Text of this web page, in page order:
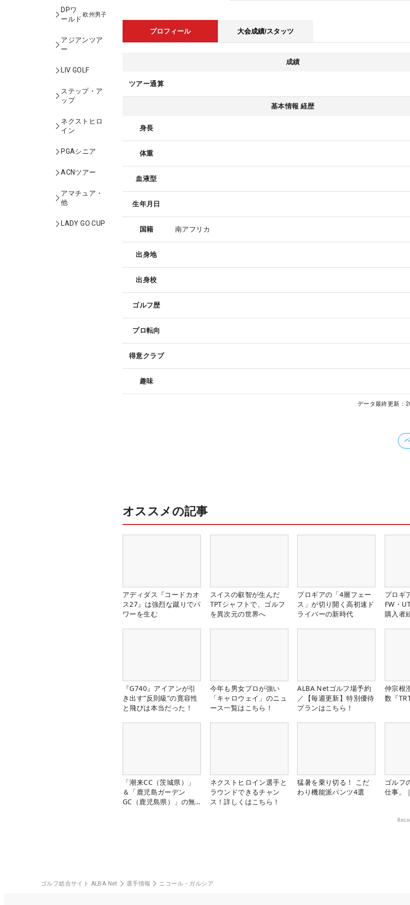
DPワ
ールド
欧州男子
アジアンツア
ー
LIV GOLF
ステップ・ア
ップ
ネクストヒロ
イン
PGAシニア
ACNツアー
アマチュア・
他
LADY GO CUP
プロフィール 大会成績/スタッツ
成績
ツアー通算
基本情報 経歴
身長
体重
血液型
生年月日
国籍 南アフリカ
出身地
出身校
ゴルフ歴
プロ転向
得意クラブ
趣味
データ最終更新：
オススメの記事
アディダス『コードカオ
ス27』は強烈な蹴りでパ
ワーを生む
スイスの叡智が生んだ
TPTシャフトで、ゴルフ
を異次元の世界へ
プロギアの「4層フェー
ス」が切り開く高初速ド
ライバーの新時代
プロギ
FW・
購入者
『G740』アイアンが引
き出す“反則級”の寛容性
と飛びは本当だった！
今年も男女プロが強い
「キャロウェイ」のニュ
ース一覧はこちら！
ALBA Netゴルフ場予約
／【毎週更新】特別優待
プランはこちら！
仲宗根
数『
「潮来CC（茨城県）」
＆「鹿児島ガーデン
GC（鹿児島県）」の無
ネクストヒロイン選手と
ラウンドできるチャン
ス！詳しくはこちら！
猛暑を乗り切る！ こだ
わり機能派パンツ4選
ゴルフ
仕事。
ゴルフ総合サイト ALBA Net 選手情報 ニコール・ガルシア